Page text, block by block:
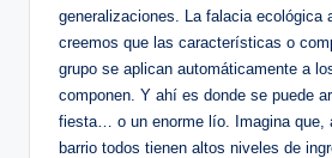
generalizaciones. La falacia ecológica
creemos que las características o
grupo se aplican automáticamente a
componen. Y ahí es donde se puede
fiesta… o un enorme lío. Imagina que,
barrio todos tienen altos niveles de